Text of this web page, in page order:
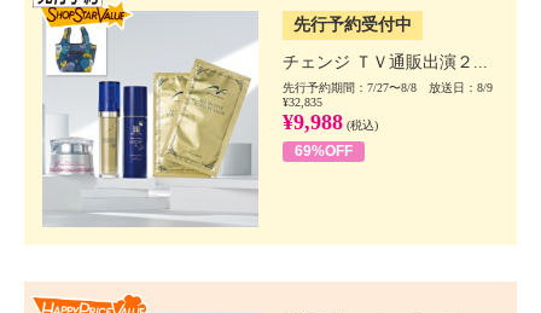
先行予約受付中
チェンジ ＴＶ通販出演２...
先行予約期間：7/27〜8/8 放送日：8/9
¥32,835
¥9,988 (税込)
69%OFF